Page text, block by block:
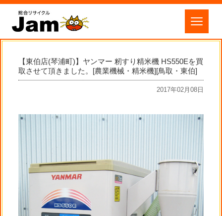
【東伯店(琴浦町)】ヤンマー 籾すり精米機 HS550Eを買
取させて頂きました。[農業機械・精米機][鳥取・東伯]
2017年02月08日